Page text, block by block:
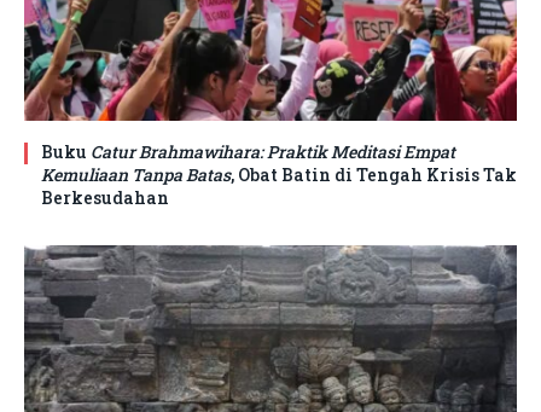
Buku Catur Brahmawihara: Praktik Meditasi Empat
Kemuliaan Tanpa Batas, Obat Batin di Tengah Krisis Tak
Berkesudahan